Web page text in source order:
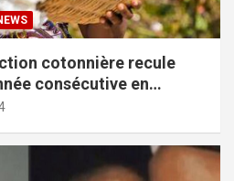
cotonnière recule
consécutive en